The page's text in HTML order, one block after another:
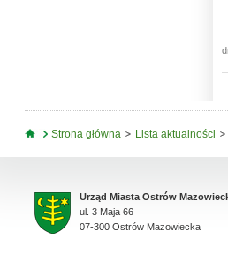
Jesteś tutaj
Strona główna Lista aktualności
Urząd Miasta Ostrów
ul. 3 Maja 66
07-300 Ostrów Mazowiecka